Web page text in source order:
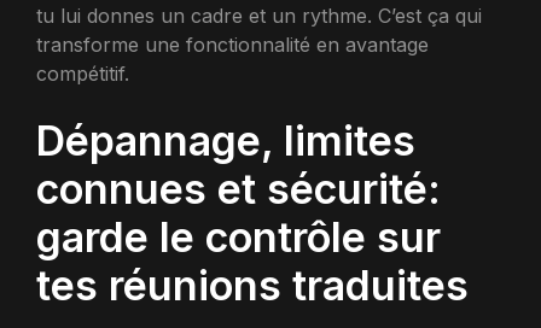
tu lui donnes un cadre et un rythme. C’est ça qui
transforme une fonctionnalité en avantage
compétitif.
Dépannage, limites
connues et sécurité:
garde le contrôle sur
tes réunions traduites